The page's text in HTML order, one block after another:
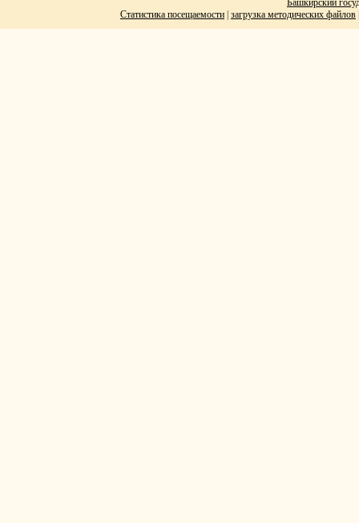
Башкирский
Статистика посещаемости загрузка методических файлов